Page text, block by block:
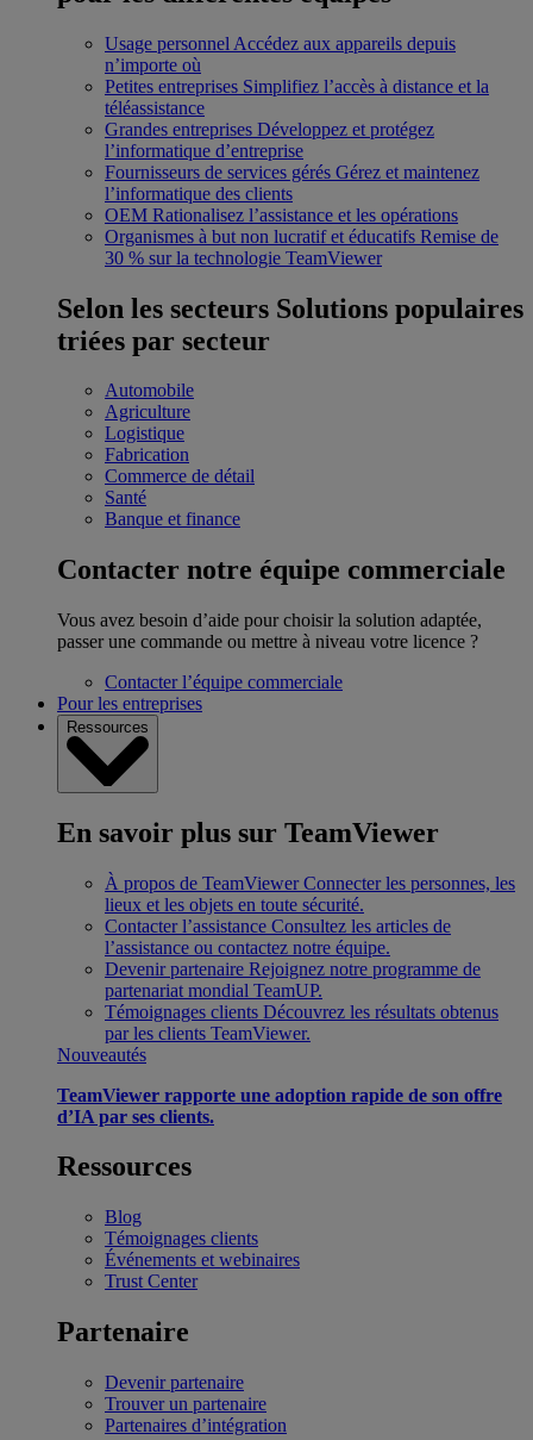
Usage personnel Accédez aux appareils depuis
n’importe où
Petites entreprises Simplifiez l’accès à distance et la
téléassistance
Grandes entreprises Développez et protégez
l’informatique d’entreprise
Fournisseurs de services gérés Gérez et maintenez
l’informatique des clients
OEM Rationalisez l’assistance et les opérations
Organismes à but non lucratif et éducatifs Remise de
30 % sur la technologie TeamViewer
Selon les secteurs Solutions populaires
triées par secteur
Automobile
Agriculture
Logistique
Fabrication
Commerce de détail
Santé
Banque et finance
Contacter notre équipe commerciale
Vous avez besoin d’aide pour choisir la solution adaptée,
passer une commande ou mettre à niveau votre licence ?
Contacter l’équipe commerciale
Pour les entreprises
Ressources
En savoir plus sur TeamViewer
À propos de TeamViewer Connecter les personnes, les
lieux et les objets en toute sécurité.
Contacter l’assistance Consultez les articles de
l’assistance ou contactez notre équipe.
Devenir partenaire Rejoignez notre programme de
partenariat mondial TeamUP.
Témoignages clients Découvrez les résultats obtenus
par les clients TeamViewer.
Nouveautés
TeamViewer rapporte une adoption rapide de son offre
d’IA par ses clients.
Ressources
Blog
Témoignages clients
Événements et webinaires
Trust Center
Partenaire
Devenir partenaire
Trouver un partenaire
Partenaires d’intégration